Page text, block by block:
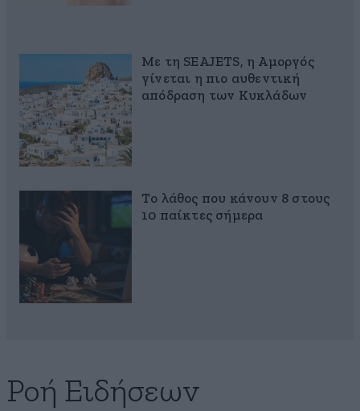
Με τη SEAJETS, η Αμοργός
γίνεται η πιο αυθεντική
απόδραση των Κυκλάδων
Το λάθος που κάνουν 8 στους
10 παίκτες σήμερα
Ροή Ειδήσεων